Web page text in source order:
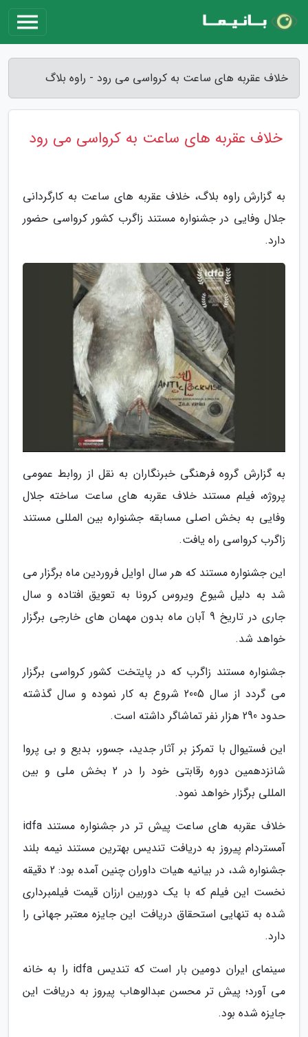
خلاف عقربه های ساعت به کرواسی می رود - راوه بلاگ
خلاف عقربه های ساعت به کرواسی می رود
به گزارش راوه بلاگ، خلاف عقربه های ساعت به کارگردانی
جلال وفایی در جشنواره مستند زاگرب کشور کرواسی حضور
دارد.
به گزارش گروه فرهنگی خبرنگاران به نقل از روابط عمومی
پروژه، فیلم مستند خلاف عقربه های ساعت ساخته جلال
وفایی به بخش اصلی مسابقه جشنواره بین المللی مستند
زاگرب کرواسی راه یافت.
این جشنواره مستند که هر سال اوایل فروردین ماه برگزار می
شد به دلیل شیوع ویروس کرونا به تعویق افتاده و سال
جاری در تاریخ 9 آبان ماه بدون مهمان های خارجی برگزار
خواهد شد.
جشنواره مستند زاگرب که در پایتخت کشور کرواسی برگزار
می گردد از سال 2005 شروع به کار نموده و سال گذشته
حدود 290 هزار نفر تماشاگر داشته است.
این فستیوال با تمرکز بر آثار جدید، جسور، بدیع و بی پروا
شانزدهمین دوره رقابتی خود را در 2 بخش ملی و بین
المللی برگزار خواهد نمود.
خلاف عقربه های ساعت پیش تر در جشنواره مستند idfa
آمستردام پیروز به دریافت تندیس بهترین مستند نیمه بلند
جشنواره شد، در بیانیه هیات داوران چنین آمده بود: 2 دقیقه
نخست این فیلم که با یک دوربین ارزان قیمت فیلمبرداری
شده به تنهایی استحقاق دریافت این جایزه معتبر جهانی را
دارد.
سینمای ایران دومین بار است که تندیس idfa را به خانه
می آورد؛ پیش تر محسن عبدالوهاب پیروز به دریافت این
جایزه شده بود.